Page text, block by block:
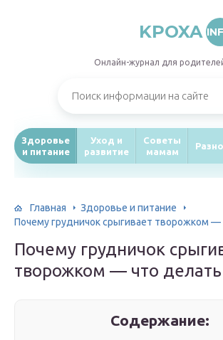
KPOXA
Онлайн-журнал для
Здоровье
и питание
Уход и
развитие
Советы
мамам
Главная
Здоровье и питание
Почему грудничок срыгивает творожком —
Почему грудничок
творожком — что делать
Содержание: